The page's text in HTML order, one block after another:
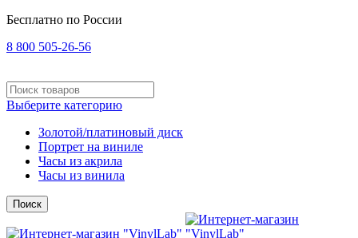
Бесплатно по России
8 800 505-26-56
Выберите категорию
Золотой/платиновый диск
Портрет на виниле
Часы из акрила
Часы из винила
Поиск